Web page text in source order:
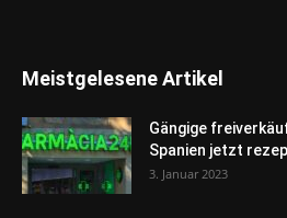
Meistgelesene Artikel
Gängige
Spanien jetzt
3. Januar 2023